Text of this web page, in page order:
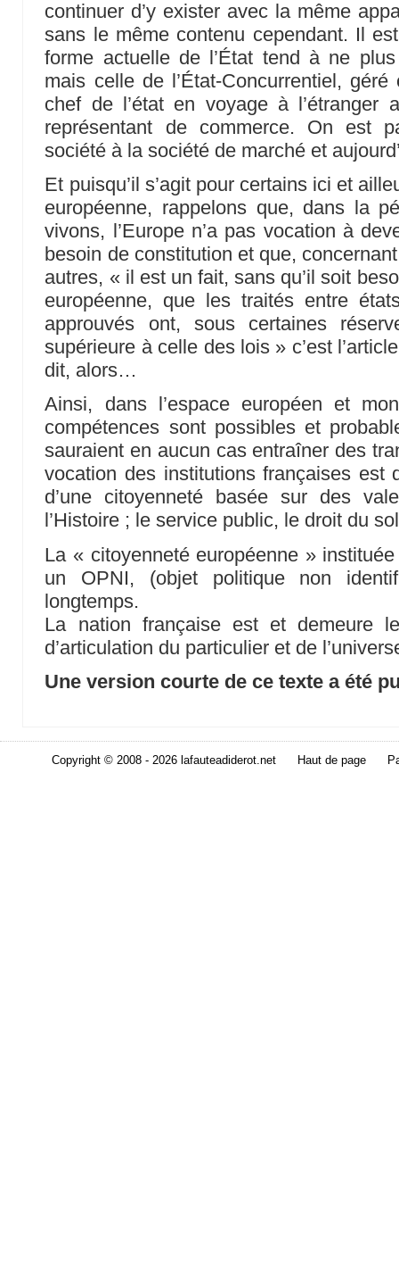
continuer d’y exister avec la même
sans le même contenu cependant. Il
forme actuelle de l’État tend à ne
mais celle de l’État-Concurrentiel,
chef de l’état en voyage à l’étranger
représentant de commerce. On est
société à la société de marché et
Et puisqu’il s’agit pour certains ici et
européenne, rappelons que, dans la
vivons, l’Europe n’a pas vocation à
besoin de constitution et que,
autres, « il est un fait, sans qu’il soit
européenne, que les traités entre
approuvés ont, sous certaines
supérieure à celle des lois » c’est
dit, alors…
Ainsi, dans l’espace européen et
compétences sont possibles et
sauraient en aucun cas entraîner des
vocation des institutions françaises est
d’une citoyenneté basée sur des
l’Histoire ; le service public, le droit du
La « citoyenneté européenne »
un OPNI, (objet politique non
longtemps.
La nation française est et demeure
d’articulation du particulier et de
Une version courte de ce texte a été
Copyright © 2008 - 2026 lafauteadiderot.net Haut de page